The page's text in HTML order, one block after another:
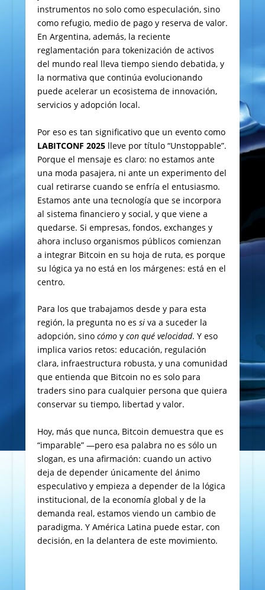
instrumentos no solo como especulación, sino
como refugio, medio de pago y reserva de valor.
En Argentina, además, la reciente
reglamentación para tokenización de activos
del mundo real lleva tiempo siendo debatida, y
la normativa que continúa evolucionando
puede acelerar un ecosistema de innovación,
servicios y adopción local.
Por eso es tan significativo que un evento como
LABITCONF 2025lleve por título “Unstoppable”.
Porque el mensaje es claro: no estamos ante
una moda pasajera, ni ante un experimento del
cual retirarse cuando se enfría el entusiasmo.
Estamos ante una tecnología que se incorpora
al sistema financiero y social, y que viene a
quedarse. Si empresas, fondos, exchanges y
ahora incluso organismos públicos comienzan
a integrar Bitcoin en su hoja de ruta, es porque
su lógica ya no está en los márgenes: está en el
centro.
Para los que trabajamos desde y para esta
región, la pregunta no es siva a suceder la
adopción, sino cómoy con qué velocidad. Y eso
implica varios retos: educación, regulación
clara, infraestructura robusta, y una comunidad
que entienda que Bitcoin no es solo para
traders sino para cualquier persona que quiera
conservar su tiempo, libertad y valor.
Hoy, más que nunca, Bitcoin demuestra que es
“imparable” —pero esa palabra no es sólo un
slogan, es una afirmación: cuando un activo
deja de depender únicamente del ánimo
especulativo y empieza a depender de la lógica
institucional, de la economía global y de la
demanda real, estamos viendo un cambio de
paradigma. Y América Latina puede estar, con
decisión, en la delantera de este movimiento.